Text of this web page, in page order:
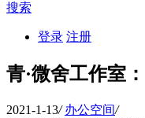
搜索
登录 注册
青·微舍工作室
2021-1-13/ 办公空间/